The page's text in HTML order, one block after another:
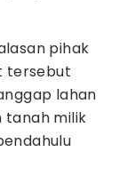
pihak
tersebut
lahan
tanah milik